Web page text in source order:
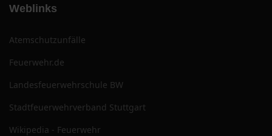
Weblinks
Atemschutzunfälle
Feuerwehr.de
Landesfeuerwehrschule BW
Stadtfeuerwehrverband Stuttgart
Wikipedia - Feuerwehr